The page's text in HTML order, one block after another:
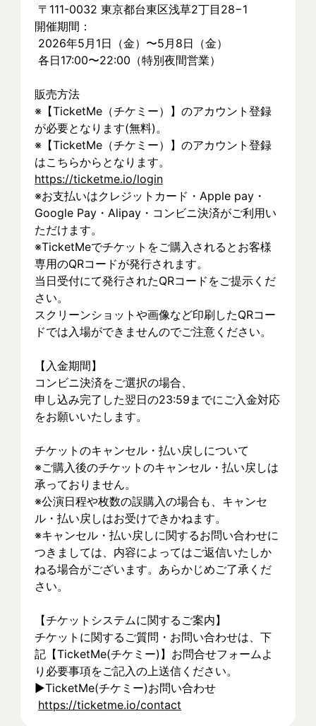
〒111-0032 東京都台東区浅草2丁目28−1
開催期間：
2026年5月1日（金）〜5月8日（金）
各日17:00〜22:00（特別夜間営業）
販売方法
※【TicketMe（チケミー）】のアカウント登録
が必要となります(無料)。
※【TicketMe（チケミー）】のアカウント登録
はこちらからとなります。
https://ticketme.io/login
※お支払いはクレジットカード・Apple pay・
Google Pay・Alipay・コンビニ決済がご利用い
ただけます。
※TicketMeでチケットをご購入されるとお客様
専用のQRコードが発行されます。
当日受付にて発行されたQRコードをご提示くだ
さい。
スクリーンショットや画像など印刷したQRコー
ドでは入場ができませんのでご注意ください。
【入金期間】
コンビニ決済をご選択の場合、
申し込み完了した翌日の23:59までにご入金対応
をお願いいたします。
チケットのキャンセル・払い戻しについて
※ご購入後のチケットのキャンセル・払い戻しは
承っておりません。
※公演日程や枚数の誤購入の場合も、キャンセ
ル・払い戻しはお受けできかねます。
※キャンセル・払い戻しに関するお問い合わせに
つきましては、内容によってはご返信いたしか
ねる場合がございます。あらかじめご了承くだ
さい。
【チケットシステムに関するご案内】
チケットに関するご質問・お問い合わせは、下
記【TicketMe(チケミー)】お問合せフォームよ
り必要事項をご記入の上送信ください。
▶︎TicketMe(チケミー)お問い合わせ
https://ticketme.io/contact